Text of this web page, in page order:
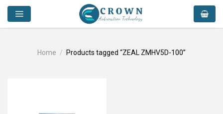
Skip
content
Home / Products tagged “ZEAL ZMHV5D-100”